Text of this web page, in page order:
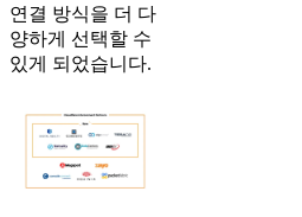
연결 방식을 더 다
양하게 선택할 수
있게 되었습니다.